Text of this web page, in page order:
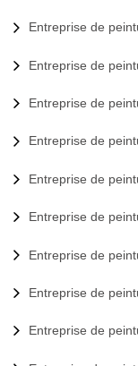
Entreprise de
Entreprise de
Entreprise de
Entreprise de
Entreprise de
Entreprise de
Entreprise de
Entreprise de
Entreprise de